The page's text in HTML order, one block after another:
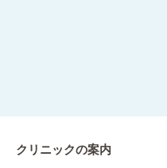
クリニックの案内